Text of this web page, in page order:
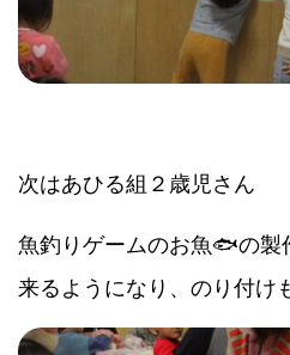
次はあひる組２歳児さん
魚釣りゲームのお魚🐟の製
来るようになり、のり付け